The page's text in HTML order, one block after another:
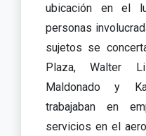
ubicación en el
personas
sujetos se
Plaza, Walter
Maldonado y
trabajaban en
servicios en el